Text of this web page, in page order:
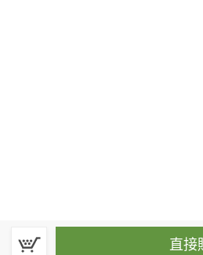
直接